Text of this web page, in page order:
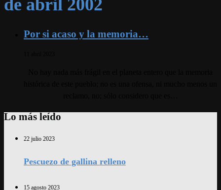
de abril 2002
Por si acaso y la memoria…
Lo más leído
22 julio 2023
Pescuezo de gallina relleno
15 agosto 2023